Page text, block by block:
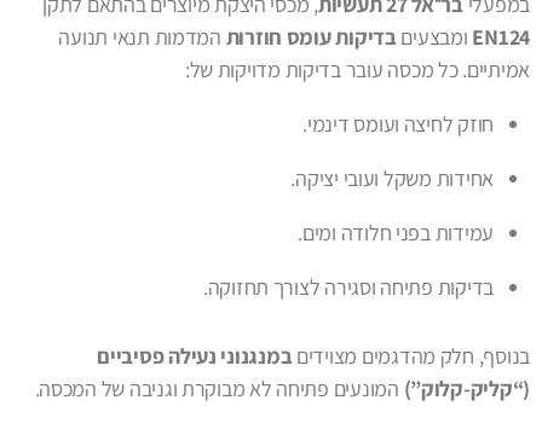
EN124 ומבצעיםבדיקות עומס חוזרות המדמות תנאי תנועה
אמיתיים. כל מכסה עובר בדיקות מדויקות של:
חוזק לחיצה ועומס דינמי.
אחידות משקל ועובי יציקה.
עמידות בפני חלודה ומים.
בדיקות פתיחה וסגירה לצורך תחזוקה.
בנוסף, חלק מהדגמים מצוידיםבמנגנוני נעילה פסיביים
(“קליק-קלוק”) המונעים פתיחה לא מבוקרת וגניבה של המכסה.